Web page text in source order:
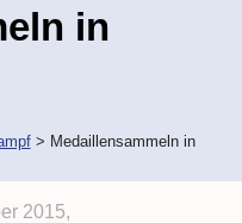
in
> Medaillensammeln in
2015,